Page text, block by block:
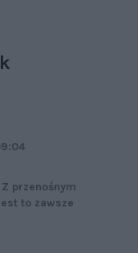
przenośnym
to zawsze